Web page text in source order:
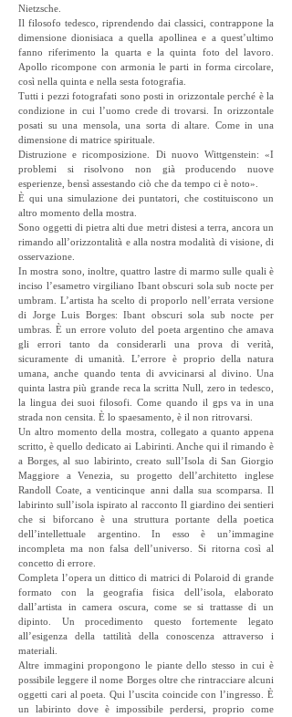
Nietzsche.
Il filosofo tedesco, riprendendo dai classici, contrappone la
dimensione dionisiaca a quella apollinea e a quest’ultimo
fanno riferimento la quarta e la quinta foto del lavoro.
Apollo ricompone con armonia le parti in forma circolare,
così nella quinta e nella sesta fotografia.
Tutti i pezzi fotografati sono posti in orizzontale perché è la
condizione in cui l’uomo crede di trovarsi. In orizzontale
posati su una mensola, una sorta di altare. Come in una
dimensione di matrice spirituale.
Distruzione e ricomposizione. Di nuovo Wittgenstein: «I
problemi si risolvono non già producendo nuove
esperienze, bensì assestando ciò che da tempo ci è noto».
È qui una simulazione dei puntatori, che costituiscono un
altro momento della mostra.
Sono oggetti di pietra alti due metri distesi a terra, ancora un
rimando all’orizzontalità e alla nostra modalità di visione, di
osservazione.
In mostra sono, inoltre, quattro lastre di marmo sulle quali è
inciso l’esametro virgiliano Ibant obscuri sola sub nocte per
umbram. L’artista ha scelto di proporlo nell’errata versione
di Jorge Luis Borges: Ibant obscuri sola sub nocte per
umbras. È un errore voluto del poeta argentino che amava
gli errori tanto da considerarli una prova di verità,
sicuramente di umanità. L’errore è proprio della natura
umana, anche quando tenta di avvicinarsi al divino. Una
quinta lastra più grande reca la scritta Null, zero in tedesco,
la lingua dei suoi filosofi. Come quando il gps va in una
strada non censita. È lo spaesamento, è il non ritrovarsi.
Un altro momento della mostra, collegato a quanto appena
scritto, è quello dedicato ai Labirinti. Anche qui il rimando è
a Borges, al suo labirinto, creato sull’Isola di San Giorgio
Maggiore a Venezia, su progetto dell’architetto inglese
Randoll Coate, a venticinque anni dalla sua scomparsa. Il
labirinto sull’isola ispirato al racconto Il giardino dei sentieri
che si biforcano è una struttura portante della poetica
dell’intellettuale argentino. In esso è un’immagine
incompleta ma non falsa dell’universo. Si ritorna così al
concetto di errore.
Completa l’opera un dittico di matrici di Polaroid di grande
formato con la geografia fisica dell’isola, elaborato
dall’artista in camera oscura, come se si trattasse di un
dipinto. Un procedimento questo fortemente legato
all’esigenza della tattilità della conoscenza attraverso i
materiali.
Altre immagini propongono le piante dello stesso in cui è
possibile leggere il nome Borges oltre che rintracciare alcuni
oggetti cari al poeta. Qui l’uscita coincide con l’ingresso. È
un labirinto dove è impossibile perdersi, proprio come